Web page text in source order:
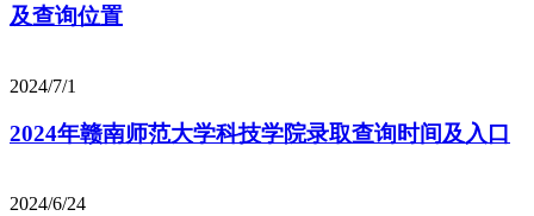
及查询位置
2024/7/1
2024年赣南师范大学科技学院录取查询时间及入口
2024/6/24